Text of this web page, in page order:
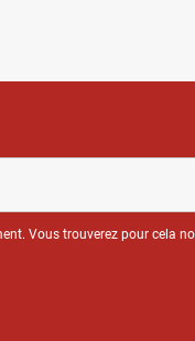
Vous trouverez pour cela